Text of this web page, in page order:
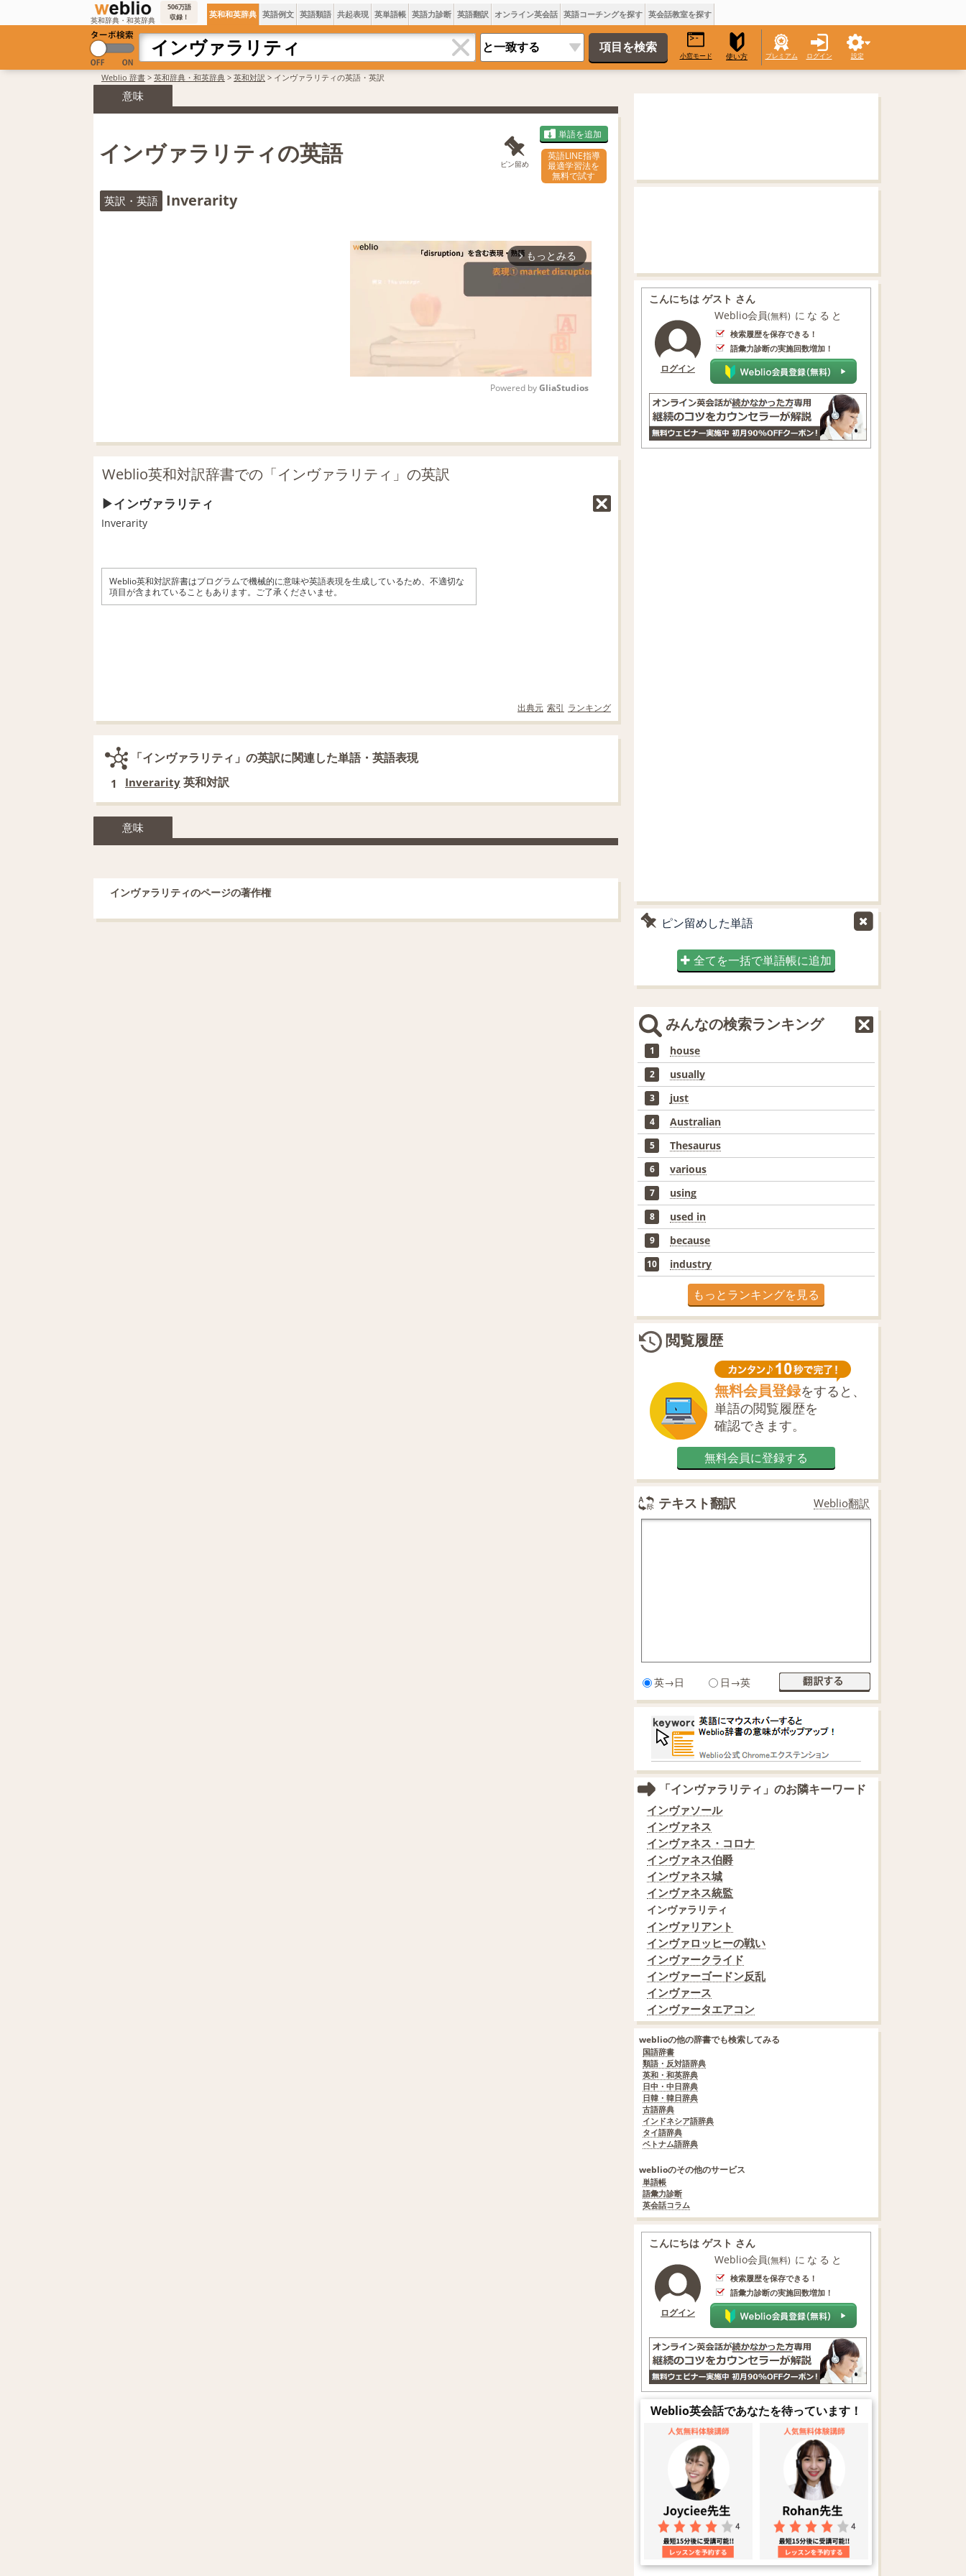
英和辞典・和英辞典
506万語
収録！
英和和英辞典 英語例文 英語類語 共起表現 英単語帳 英語力診断 英語翻訳 オンライン英会話 英語コーチングを探す 英会話教室を探す
小窓モード 使い方 プレミアム ログイン 設定
Weblio 辞書 > 英和辞典・和英辞典 > 英和対訳 > インヴァラリティの英語・英訳
意味
インヴァラリティの英語 ピン留め
単語を追加
英語LINE指導
最適学習法を
無料で試す
英訳・英語 Inverarity
arrow_forward_ios もっとみる
Powered by GliaStudios
Weblio英和対訳辞書での「インヴァラリティ」の英訳
インヴァラリティ
Inverarity
Weblio英和対訳辞書はプログラムで機械的に意味や英語表現を生成しているため、不適切な
項目が含まれていることもあります。ご了承くださいませ。
出典元 索引 ランキング
「インヴァラリティ」の英訳に関連した単語・英語表現
1 Inverarity 英和対訳
意味
インヴァラリティのページの著作権
こんにちは ゲスト さん
ログイン
Weblio会員(無料) になると
検索履歴を保存できる！
語彙力診断の実施回数増加！
ピン留めした単語
全てを一括で単語帳に追加
みんなの検索ランキング
1 house
2 usually
3 just
4 Australian
5 Thesaurus
6 various
7 using
8 used in
9 because
10 industry
もっとランキングを見る
閲覧履歴
無料会員登録をすると、
単語の閲覧履歴を
確認できます。
無料会員に登録する
テキスト翻訳 Weblio翻訳
英→日 日→英
「インヴァラリティ」のお隣キーワード
インヴァソール
インヴァネス
インヴァネス・コロナ
インヴァネス伯爵
インヴァネス城
インヴァネス統監
インヴァラリティ
インヴァリアント
インヴァロッヒーの戦い
インヴァークライド
インヴァーゴードン反乱
インヴァース
インヴァータエアコン
weblioの他の辞書でも検索してみる
国語辞書
類語・反対語辞典
英和・和英辞典
日中・中日辞典
日韓・韓日辞典
古語辞典
インドネシア語辞典
タイ語辞典
ベトナム語辞典
weblioのその他のサービス
単語帳
語彙力診断
英会話コラム
こんにちは ゲスト さん
ログイン
Weblio会員(無料) になると
検索履歴を保存できる！
語彙力診断の実施回数増加！
Weblio英会話であなたを待っています！